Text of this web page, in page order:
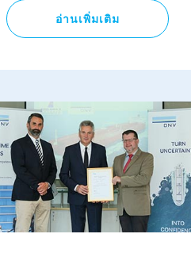
อ่านเพิ่มเติม